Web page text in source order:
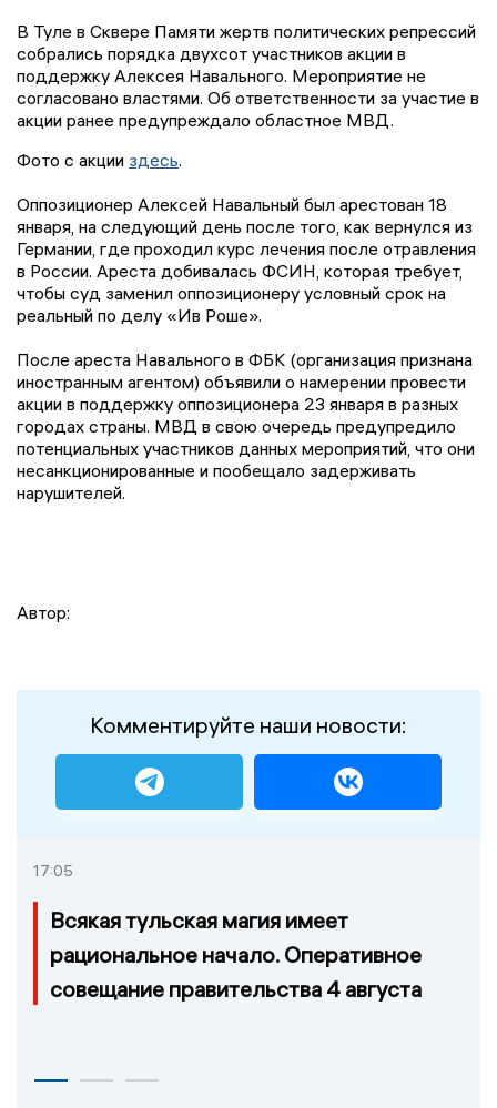
В Туле в Сквере Памяти жертв политических репрессий
собрались порядка двухсот участников акции в
поддержку Алексея Навального. Мероприятие не
согласовано властями. Об ответственности за участие в
акции ранее предупреждало областное МВД.
Фото с акции здесь.
Оппозиционер Алексей Навальный был арестован 18
января, на следующий день после того, как вернулся из
Германии, где проходил курс лечения после отравления
в России. Ареста добивалась ФСИН, которая требует,
чтобы суд заменил оппозиционеру условный срок на
реальный по делу «Ив Роше».
После ареста Навального в ФБК (организация признана
иностранным агентом) объявили о намерении провести
акции в поддержку оппозиционера 23 января в разных
городах страны. МВД в свою очередь предупредило
потенциальных участников данных мероприятий, что они
несанкционированные и пообещало задерживать
нарушителей.
Автор:
Комментируйте наши новости:
17:05
Всякая тульская магия имеет
рациональное начало. Оперативное
совещание правительства 4 августа